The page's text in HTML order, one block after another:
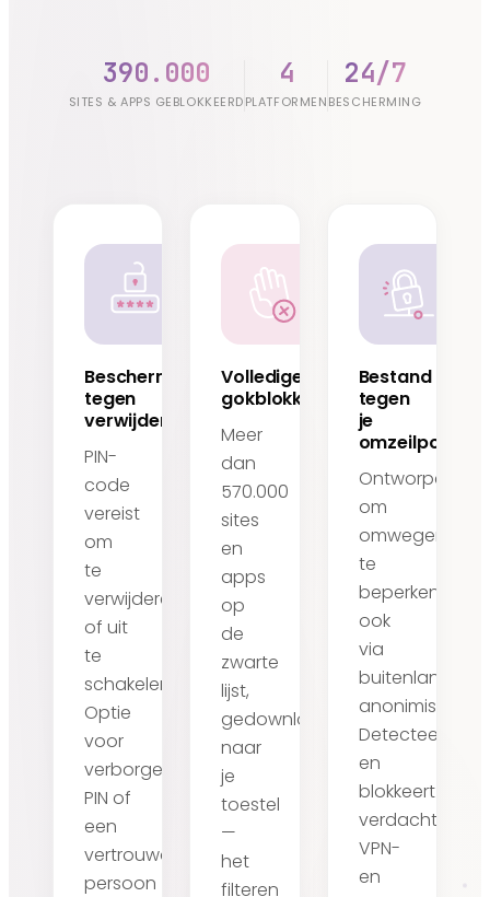
390.000
SITES & APPS GEBLOKKEERD
4
PLATFORMEN
24/7
BESCHERMING
Bescherming
tegen
verwijdering
PIN-
code
vereist
om
te
verwijderen
of uit
te
schakelen.
Optie
voor
verborgen
PIN of
een
vertrouwd
persoon
Volledige
gokblokkering
Meer
dan
570.000
sites
en
apps
op
de
zwarte
lijst,
gedownload
naar
je
toestel
—
het
filteren
Bestand
tegen
je
Ontworpen
om
omwegen
te
beperken,
ook
via
buitenlandse
Detecteert
en
blokkeert
verdachte
VPN-
en